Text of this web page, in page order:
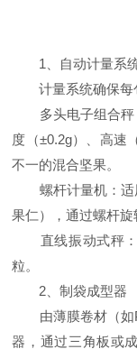
1、自动计量系
计量系统确保每
多头电子组合秤
度（±0.2g）、高速
不一的混合坚果。
螺杆计量机：适
果仁），通过螺杆旋
直线振动式秤：
粒。
2、制袋成型器
由薄膜卷材（如
器，通过三角板或